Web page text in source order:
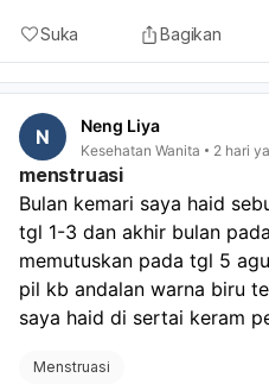
Suka Bagikan
N Neng Liya
Kesehatan Wanita 2 hari
menstruasi
Bulan kemari saya haid
tgl 1-3 dan akhir bulan
memutuskan pada tgl 5
pil kb andalan warna biru
saya haid di sertai keram
Menstruasi